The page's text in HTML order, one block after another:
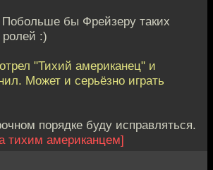
бы Фрейзеру таких
ролей :)
"Тихий американец" и
Может и серьёзно играть
порядке буду исправляться.
тихим американцем]